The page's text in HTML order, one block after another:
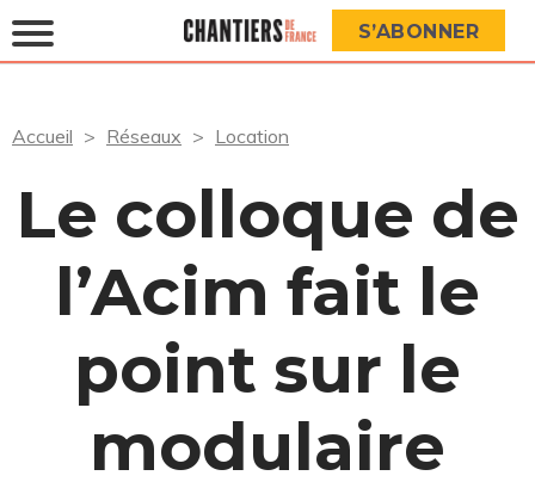
S’ABONNER
Accueil Réseaux Location
Le colloque de
l’Acim fait le
point sur le
modulaire